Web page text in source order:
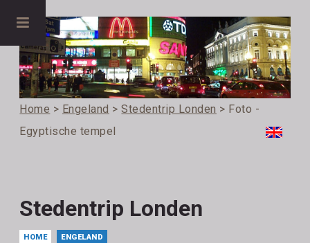
Home > Engeland >Stedentrip Londen > Foto -
Egyptische tempel
Stedentrip Londen
HOME ENGELAND